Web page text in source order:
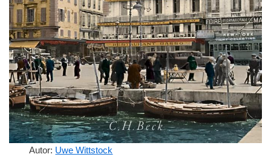
Autor: Uwe Wittstock